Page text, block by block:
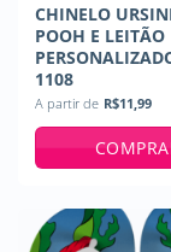
CHINELO
POOH E LEITÃO
1108
A partir de R$11,99